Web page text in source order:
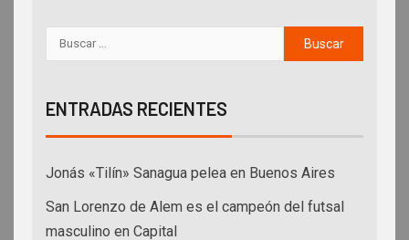
ENTRADAS RECIENTES
Jonás «Tilín» Sanagua pelea en Buenos Aires
San Lorenzo de Alem es el campeón del futsal
masculino en Capital